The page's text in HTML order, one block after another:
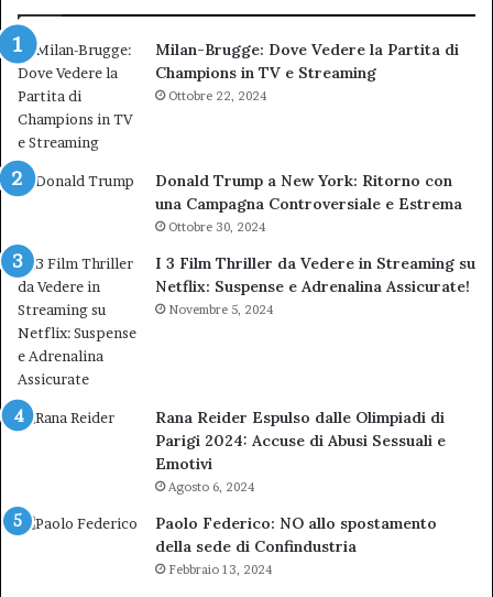
Milan-Brugge: Dove Vedere la Partita di
Champions in TV e Streaming
Ottobre 22, 2024
Donald Trump a New York: Ritorno con
una Campagna Controversiale e Estrema
Ottobre 30, 2024
I 3 Film Thriller da Vedere in Streaming su
Netflix: Suspense e Adrenalina Assicurate!
Novembre 5, 2024
Rana Reider Espulso dalle Olimpiadi di
Parigi 2024: Accuse di Abusi Sessuali e
Emotivi
Agosto 6, 2024
Paolo Federico: NO allo spostamento
della sede di Confindustria
Febbraio 13, 2024